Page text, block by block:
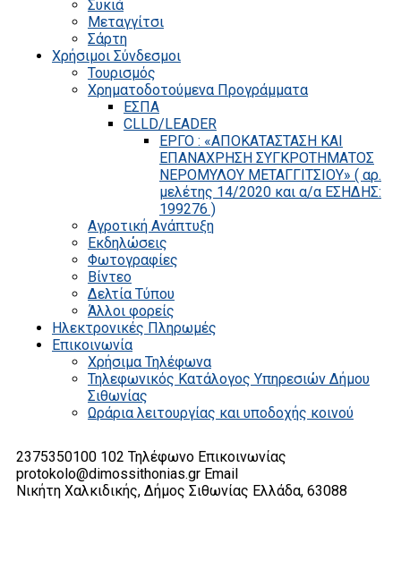
Συκιά
Μεταγγίτσι
Σάρτη
Χρήσιμοι Σύνδεσμοι
Τουρισμός
Χρηματοδοτούμενα Προγράμματα
ΕΣΠΑ
CLLD/LEADER
ΕΡΓΟ : «ΑΠΟΚΑΤΑΣΤΑΣΗ ΚΑΙ
ΕΠΑΝΑΧΡΗΣΗ ΣΥΓΚΡΟΤΗΜΑΤΟΣ
ΝΕΡΟΜΥΛΟΥ ΜΕΤΑΓΓΙΤΣΙΟΥ» ( αρ.
μελέτης 14/2020 και α/α ΕΣΗΔΗΣ:
199276 )
Αγροτική Ανάπτυξη
Εκδηλώσεις
Φωτογραφίες
Βίντεο
Δελτία Τύπου
Άλλοι φορείς
Ηλεκτρονικές Πληρωμές
Επικοινωνία
Χρήσιμα Τηλέφωνα
Τηλεφωνικός Κατάλογος Υπηρεσιών Δήμου
Σιθωνίας
Ωράρια λειτουργίας και υποδοχής κοινού
2375350100 102 Τηλέφωνο Επικοινωνίας
protokolo@dimossithonias.gr Email
Νικήτη Χαλκιδικής, Δήμος Σιθωνίας Ελλάδα, 63088